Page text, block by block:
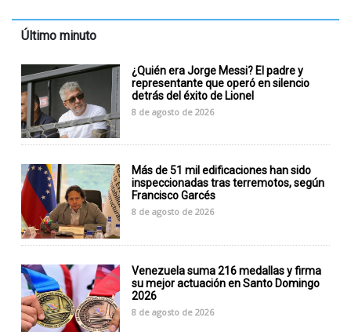
Último minuto
¿Quién era Jorge Messi? El padre y
representante que operó en silencio
detrás del éxito de Lionel
8 de agosto de 2026
Más de 51 mil edificaciones han sido
inspeccionadas tras terremotos, según
Francisco Garcés
8 de agosto de 2026
Venezuela suma 216 medallas y firma
su mejor actuación en Santo Domingo
2026
8 de agosto de 2026